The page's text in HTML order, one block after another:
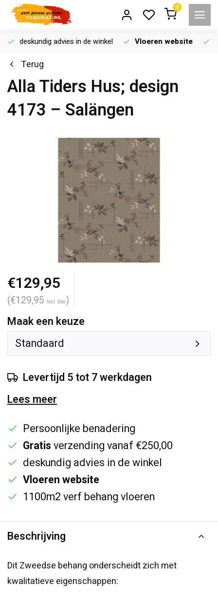
0
deskundig advies in de winkel Vloeren website
Terug
Alla Tiders Hus; design
4173 – Salängen
€129,95
(€129,95 Incl. btw)
Maak een keuze
Standaard
Levertijd 5 tot 7 werkdagen
Lees meer
Persoonlijke benadering
Gratisverzending vanaf €250,00
deskundig advies in de winkel
Vloeren website
1100m2 verf behang vloeren
Beschrijving
Dit Zweedse behang onderscheidt zich met
kwalitatieve eigenschappen: